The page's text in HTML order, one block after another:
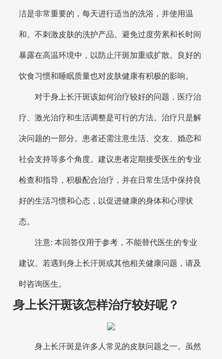
洁是非常重要的，每天进行适当的洗浴，并使用温
和、不刺激皮肤的洗护产品。避免过度劳累和长时间
暴露在高温环境中，以防止汗斑加重或扩散。良好的
饮食习惯和睡眠质量也对皮肤健康有积极的影响。
对于身上长汗斑该如何治疗较好的问题，医疗治
疗、激光治疗和生活调整是可行的方法。治疗只是解
决问题的一部分。患者还需注意生活、交友、婚恋和
社会支持等多个角度。建议患者定期接受医生的专业
检查和指导，积极配合治疗，并在日常生活中保持良
好的生活习惯和心态，以促进健康的身体和心理状
态。
注意: 本回答仅用于参考，不能替代医生的专业
建议。若遇到身上长汗斑或其他相关健康问题，请及
时咨询医生。
身上长汗斑该怎样治疗较好呢？
身上长汗斑是许多人常见的皮肤问题之一。虽然